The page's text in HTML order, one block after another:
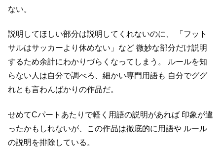
ない。
説明してほしい部分は説明してくれないのに、
「フット
サルはサッカーより休めない」など 微妙な部分だけ説明
するため余計にわかりづらくなってしまう。
ルールを知
らない人は自分で調べろ、細かい専門用語も 自分でググ
れとも言わんばかりの作品だ。
せめてCパートあたりで軽く用語の説明があれば 印象が違
ったかもしれないが、この作品は徹底的に用語や ルール
の説明を排除している。